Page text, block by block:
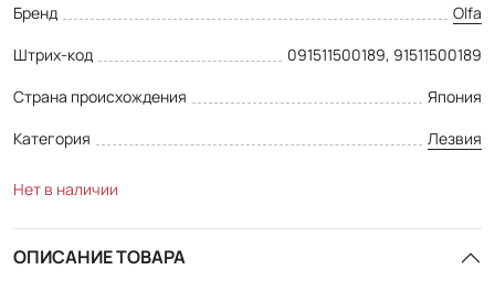
Бренд
Olfa
Штрих-код
091511500189, 91511500189
Страна происхождения
Япония
Категория
Лезвия
Нет в наличии
ОПИСАНИЕ ТОВАРА